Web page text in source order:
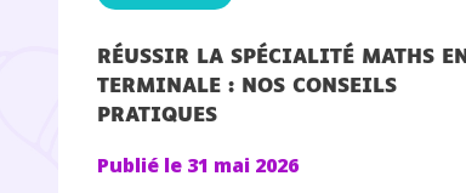
RÉUSSIR LA SPÉCIALITÉ MATHS EN
TERMINALE : NOS CONSEILS
PRATIQUES
Publié le 31 mai 2026